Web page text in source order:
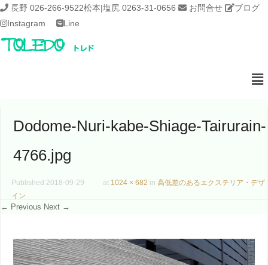
長野 026-266-9522松本|塩尻 0263-31-0656 お問合せ
ブログ
Instagram
Line
Dodome-Nuri-kabe-Shiage-Tairurain-
4766.jpg
Published 2018-09-29 at 1024 × 682 in 高低差のあるエクステリア・デザ
イン
← Previous Next →